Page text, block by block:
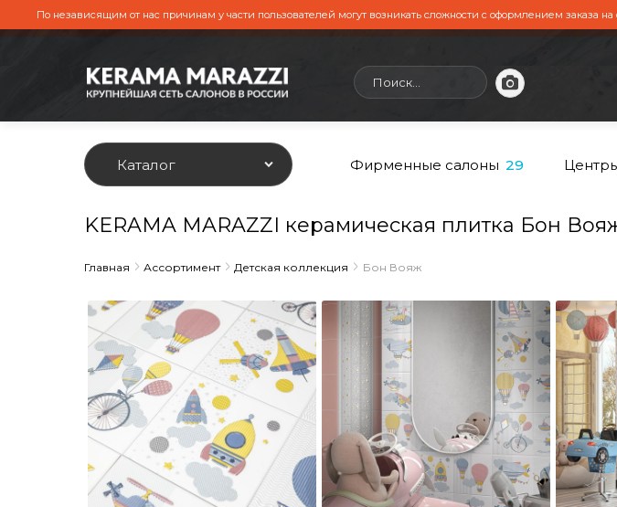
По независящим от нас причинам у части пользователей могут возникать сложности с оформлением заказа на
Каталог Фирменные салоны 29
KERAMA MARAZZI керамическая плитка Бон
Главная Ассортимент Детская коллекция Бон Вояж